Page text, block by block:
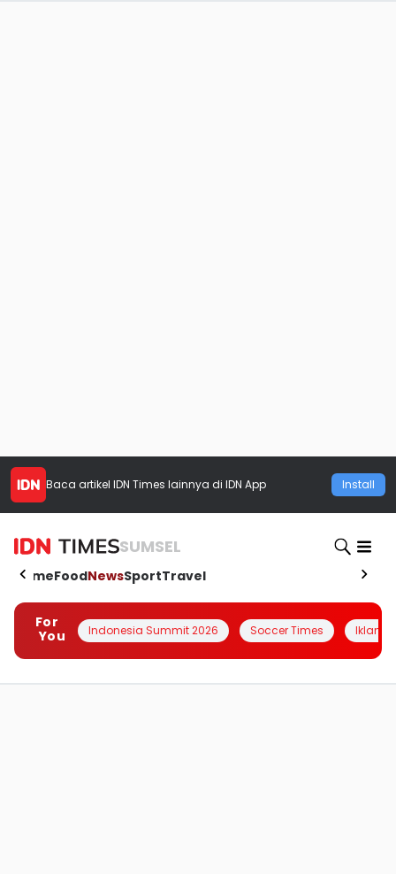
Baca artikel IDN Times lainnya di IDN App Install
SUMSEL
HomeFoodNewsSportTravel
For
You
Indonesia Summit 2026 Soccer Times Iklanin